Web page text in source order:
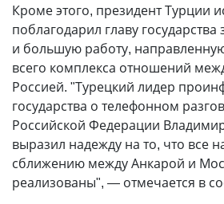
Кроме этого, президент Турции
поблагодарил главу
и большую работу,
всего комплекса отношений
Россией. "Турецкий лидер
государства о телефонном
Российской Федерации
выразил надежду на то, что все
сближению между Анкарой и
реализованы", — отмечается в